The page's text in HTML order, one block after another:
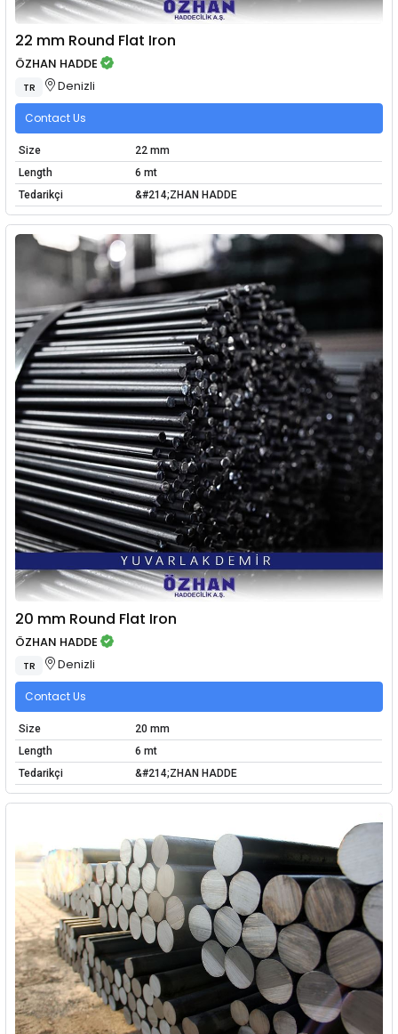
22 mm Round Flat Iron
ÖZHAN HADDE
TR Denizli
Contact Us
Size
22 mm
Length
6 mt
Tedarikçi
&#214;ZHAN HADDE
20 mm Round Flat Iron
ÖZHAN HADDE
TR Denizli
Contact Us
Size
20 mm
Length
6 mt
Tedarikçi
&#214;ZHAN HADDE